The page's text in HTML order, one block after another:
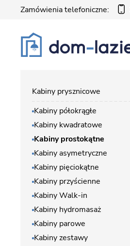
Zamówienia telefoniczne:
Kabiny prysznicowe
Kabiny półokrągłe
Kabiny kwadratowe
Kabiny prostokątne
Kabiny asymetryczne
Kabiny pięciokątne
Kabiny przyścienne
Kabiny Walk-in
Kabiny hydromasaż
Kabiny parowe
Kabiny zestawy